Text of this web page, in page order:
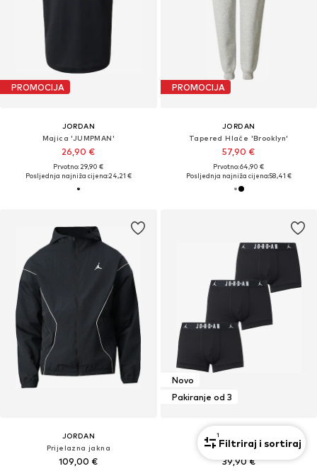
PROMOCIJA
JORDAN
Majica 'JUMPMAN'
26,90 €
Prvotno: 29,90 €
Posljednja najniža cijena:24,21 €
PROMOCIJA
JORDAN
Tapered Hlače 'Brooklyn'
57,90 €
Prvotno: 64,90 €
Posljednja najniža cijena:58,41 €
JORDAN
Prijelazna jakna
109,00 €
Novo
Pakiranje od 3
Bokserice
39,90 €
1
Filtriraj i sortiraj